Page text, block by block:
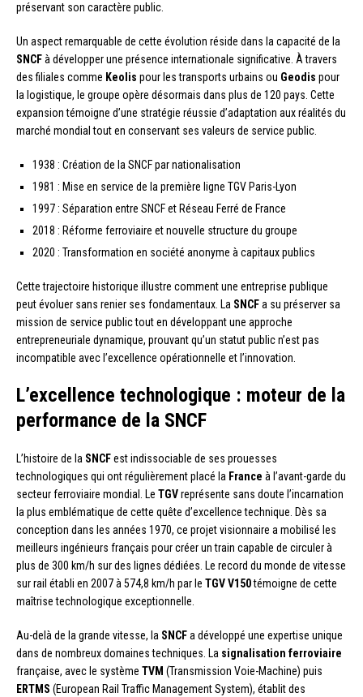
préservant son caractère public.
Un aspect remarquable de cette évolution réside dans la capacité de la
SNCFà développer une présence internationale significative. À travers
des filiales comme Keolis pour les transports urbains ou Geodis pour
la logistique, le groupe opère désormais dans plus de 120 pays. Cette
expansion témoigne d’une stratégie réussie d’adaptation aux réalités du
marché mondial tout en conservant ses valeurs de service public.
1938 : Création de la SNCF par nationalisation
1981 : Mise en service de la première ligne TGV Paris-Lyon
1997 : Séparation entre SNCF et Réseau Ferré de France
2018 : Réforme ferroviaire et nouvelle structure du groupe
2020 : Transformation en société anonyme à capitaux publics
Cette trajectoire historique illustre comment une entreprise publique
peut évoluer sans renier ses fondamentaux. La SNCFa su préserver sa
mission de service public tout en développant une approche
entrepreneuriale dynamique, prouvant qu’un statut public n’est pas
incompatible avec l’excellence opérationnelle et l’innovation.
L’excellence technologique : moteur de la
performance de la SNCF
L’histoire de la SNCFest indissociable de ses prouesses
technologiques qui ont régulièrement placé la France à l’avant-garde du
secteur ferroviaire mondial. Le TGVreprésente sans doute l’incarnation
la plus emblématique de cette quête d’excellence technique. Dès sa
conception dans les années 1970, ce projet visionnaire a mobilisé les
meilleurs ingénieurs français pour créer un train capable de circuler à
plus de 300 km/h sur des lignes dédiées. Le record du monde de vitesse
sur rail établi en 2007 à 574,8 km/h par le TGV V150témoigne de cette
maîtrise technologique exceptionnelle.
Au-delà de la grande vitesse, la SNCFa développé une expertise unique
dans de nombreux domaines techniques. La signalisation ferroviaire
française, avec le système TVM (Transmission Voie-Machine) puis
ERTMS (European Rail Traffic Management System), établit des